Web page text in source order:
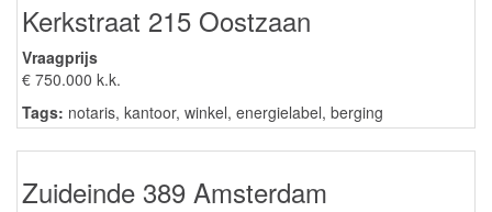
Kerkstraat 215 Oostzaan
Vraagprijs
€ 750.000 k.k.
Tags: notaris, kantoor, winkel, energielabel, berging
Zuideinde 389 Amsterdam